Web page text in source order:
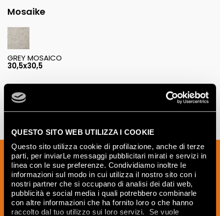
QUESTO SITO WEB UTILIZZA I COOKIE
Questo sito utilizza cookie di profilazione, anche di terze
parti, per inviarLe messaggi pubblicitari mirati e servizi in
linea con le sue preferenze. Condividiamo inoltre le
informazioni sul modo in cui utilizza il nostro sito con i
nostri partner che si occupano di analisi dei dati web,
pubblicità e social media i quali potrebbero combinarle
con altre informazioni che ha fornito loro o che hanno
raccolto dal tuo utilizzo sui loro servizi. Se vuole
Mosaike
GREY MOSAICO
30,5x30,5
Melden Sie sich für unseren Newsletter
an, um Neuigkeiten, Aktualisierungen
und kreative Ideen aus der Welt der
Keramik und des Interior Designs zu
erhalten.